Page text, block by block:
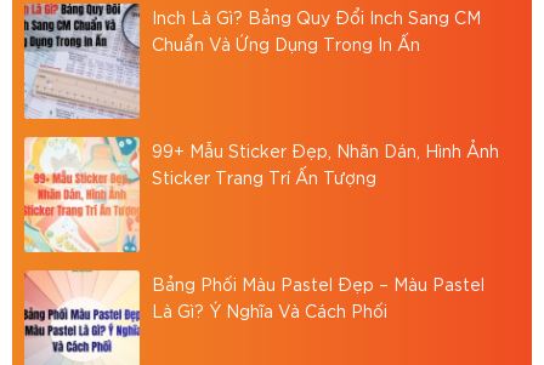
Inch Là Gì? Bảng Quy Đổi Inch Sang CM
Chuẩn Và Ứng Dụng Trong In Ấn
99+ Mẫu Sticker Đẹp, Nhãn Dán, Hình Ảnh
Sticker Trang Trí Ấn Tượng
Bảng Phối Màu Pastel Đẹp – Màu Pastel
Là Gì? Ý Nghĩa Và Cách Phối